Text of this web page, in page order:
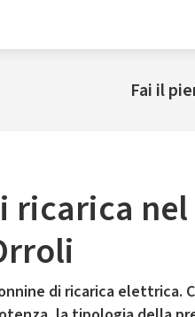
Fai il
ricarica nel
di ricarica elettrica.